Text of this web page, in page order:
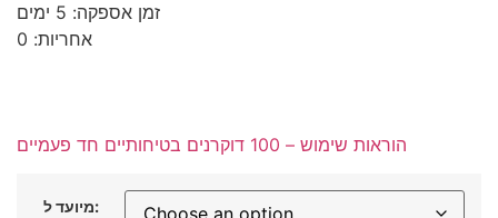
זמן אספקה: 5 ימים
אחריות: 0
הוראות שימוש – 100 דוקרנים בטיחותיים חד פעמיים
מיועד ל: